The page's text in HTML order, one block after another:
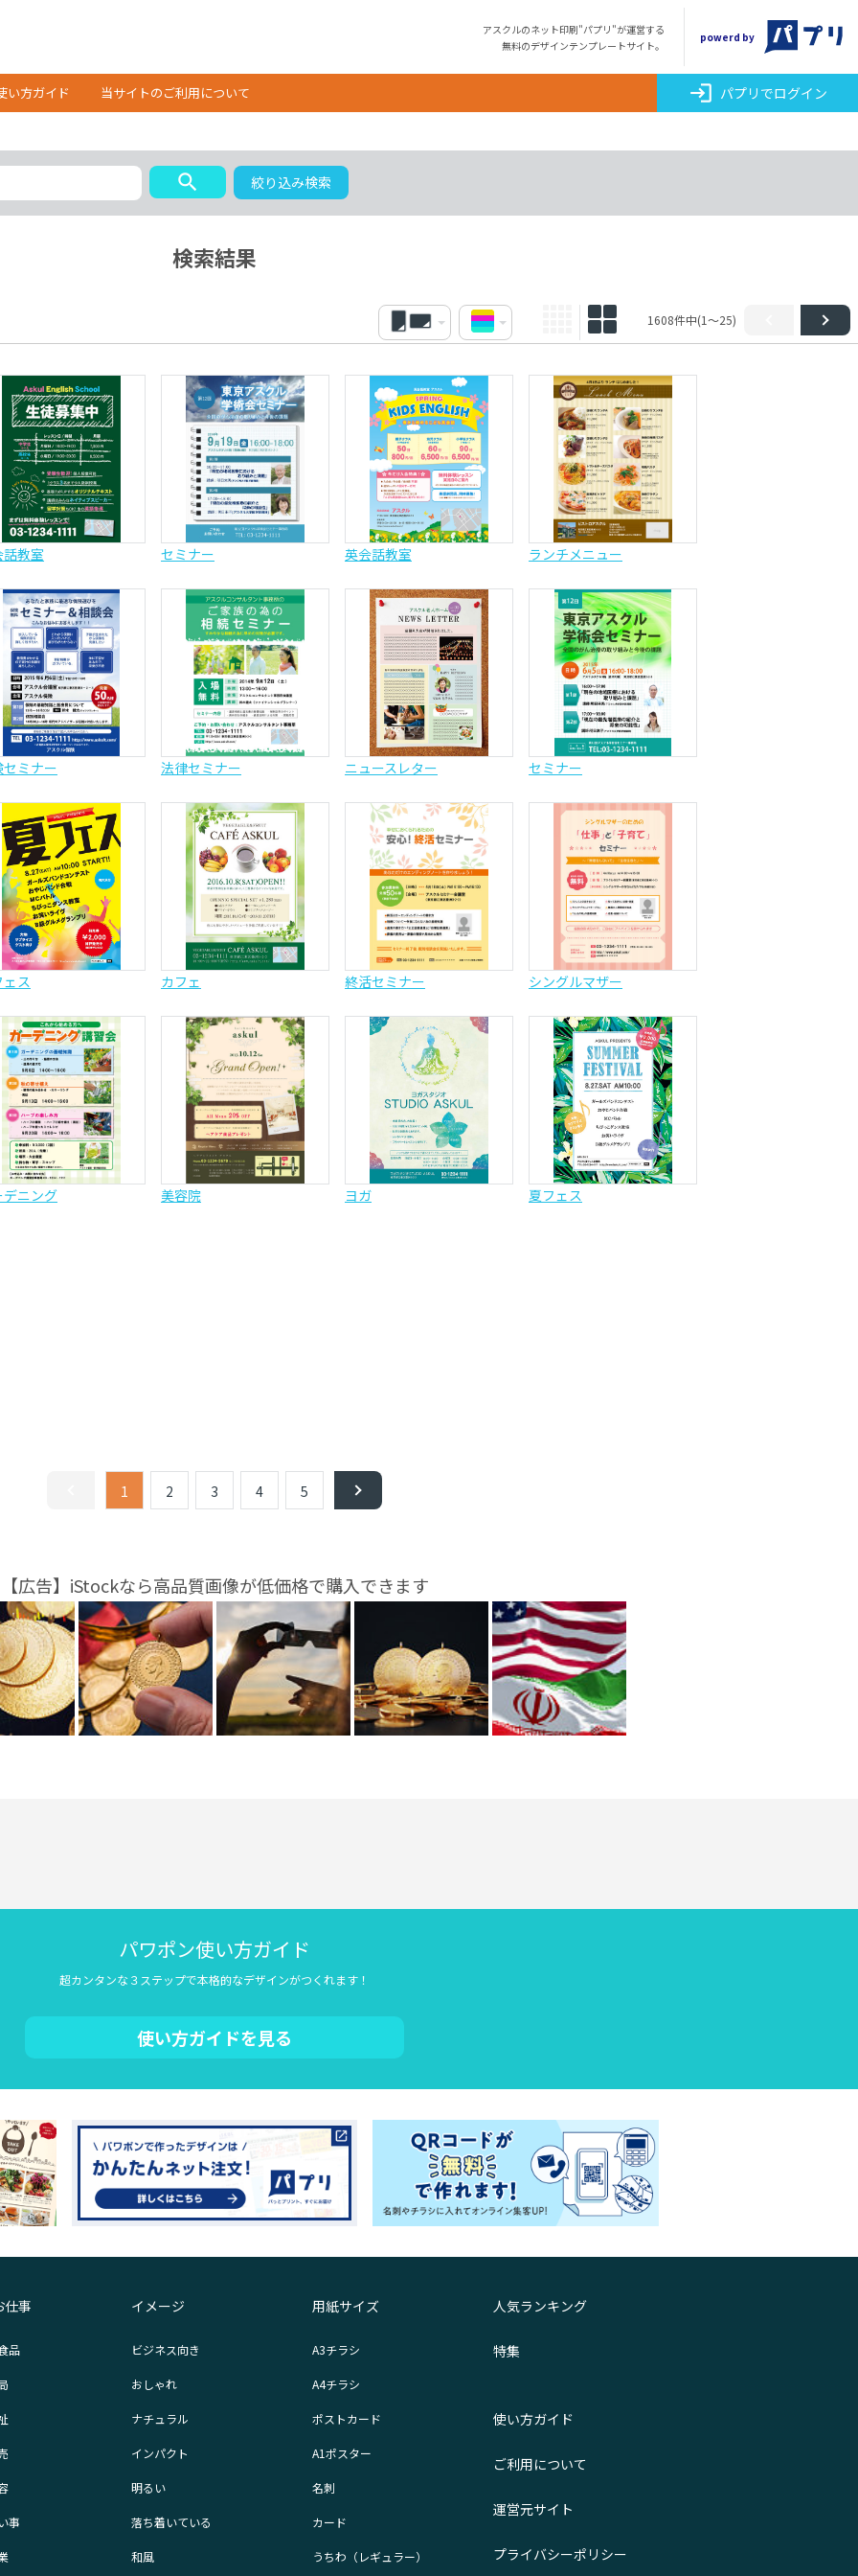
アスクルのネット印刷"パプリ"が運営する
無料のデザインテンプレートサイト。
powerd by
い方ガイド 当サイトのご利用について login パプリでログイン
search 絞り込み検索
検索結果
1608件中(1～25)
教室 セミナー 英会話教室 ランチメニュー
ミナー 法律セミナー ニュースレター セミナー
ス カフェ 終活セミナー シングルマザー
デニング 美容院 ヨガ 夏フェス
1 2 3 4 5
【広告】iStockなら高品質画像が低価格で購入できます
パワポン使い方ガイド
超カンタンな３ステップで本格的なデザインがつくれます！
使い方ガイドを見る
仕事
品
事
イメージ
ビジネス向き
おしゃれ
ナチュラル
インパクト
明るい
落ち着いている
和風
用紙サイズ
A3チラシ
A4チラシ
ポストカード
A1ポスター
名刺
カード
うちわ（レギュラー）
人気ランキング
特集
使い方ガイド
ご利用について
運営元サイト
プライバシーポリシー